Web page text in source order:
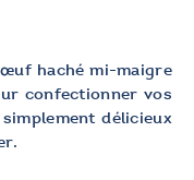
haché mi-maigre
confectionner vos
délicieux